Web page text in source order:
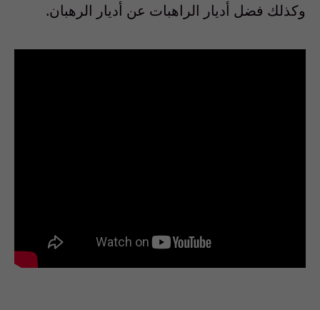
وكذلك فضل أديار الراهبات عن أديار الرهبان.